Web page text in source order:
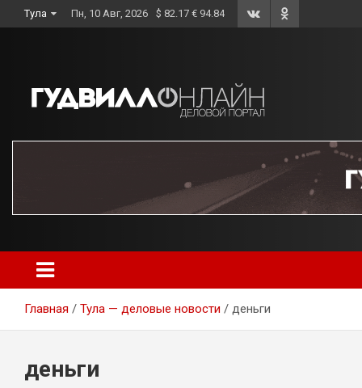
to
Тула Пн, 10 Авг, 2026 $ 82.17 € 94.84
Главная Тула — деловые новости деньги
деньги